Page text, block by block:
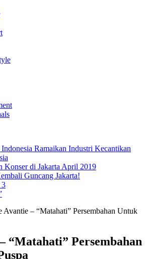
Ramaikan Industri Kecantikan
Konser di Jakarta April 2019
Guncang Jakarta!
3
Avantie – “Matahati” Persembahan Untuk
“Matahati” Persembahan